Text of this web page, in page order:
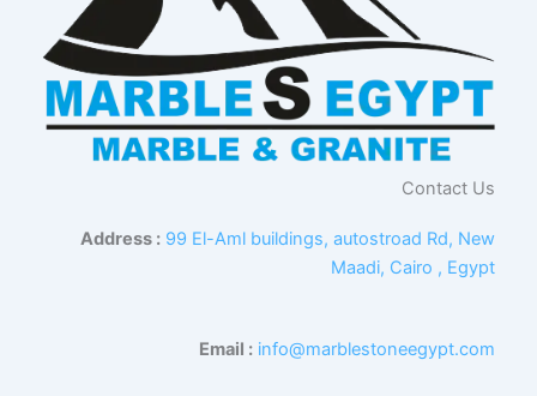
Contact Us
Address : 99 El-Aml buildings, autostroad Rd, New
Maadi, Cairo , Egypt
Email : info@marblestoneegypt.com